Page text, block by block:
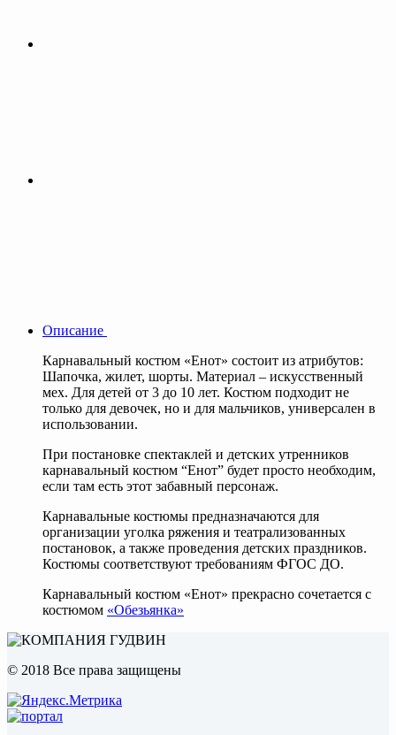
Описание
Карнавальный костюм «Енот» состоит из атрибутов:
Шапочка, жилет, шорты. Материал – искусственный
мех. Для детей от 3 до 10 лет. Костюм подходит не
только для девочек, но и для мальчиков, универсален в
использовании.
При постановке спектаклей и детских утренников
карнавальный костюм “Енот” будет просто необходим,
если там есть этот забавный персонаж.
Карнавальные костюмы предназначаются для
организации уголка ряжения и театрализованных
постановок, а также проведения детских праздников.
Костюмы соответствуют требованиям ФГОС ДО.
Карнавальный костюм «Енот» прекрасно сочетается с
костюмом «Обезьянка»
© 2018 Все права защищены